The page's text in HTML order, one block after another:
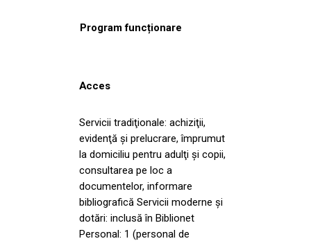
Program funcționare
Acces
Servicii tradiţionale: achiziţii,
evidenţă şi prelucrare, împrumut
la domiciliu pentru adulţi şi copii,
consultarea pe loc a
documentelor, informare
bibliografică Servicii moderne și
dotări: inclusă în Biblionet
Personal: 1 (personal de